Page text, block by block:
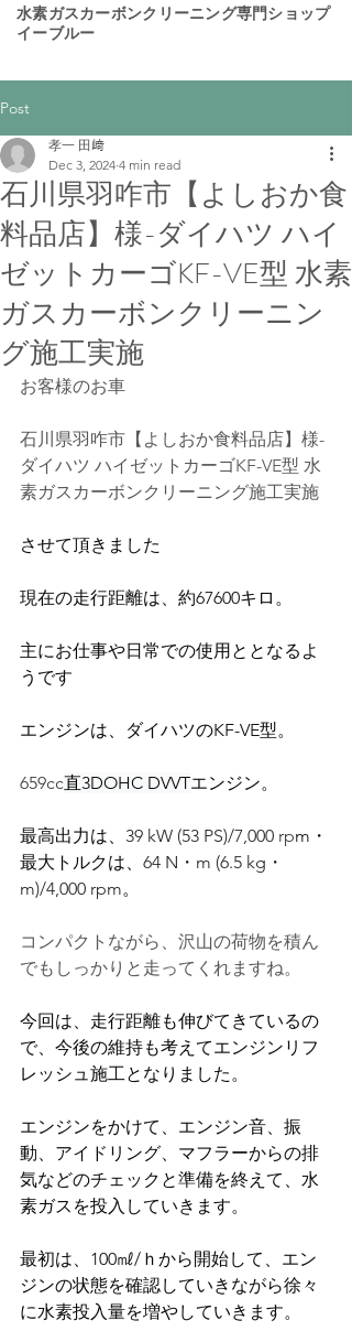
​水素ガスカーボンクリーニング専門ショップ
イーブルー
Post
石川県羽咋市【よしおか食
料品店】様-ダイハツ ハイ
ゼットカーゴKF-VE型 水素
ガスカーボンクリーニン
グ施工実施
孝一 田﨑
Dec 3, 2024 4 min read
お客様のお車
石川県羽咋市【よしおか食料品店】様-
ダイハツ ハイゼットカーゴKF-VE型 水
素ガスカーボンクリーニング施工実施
させて頂きました
現在の走行距離は、約67600キロ。
主にお仕事や日常での使用ととなるよ
うです
エンジンは、ダイハツのKF-VE型。
659cc直3DOHC DVVTエンジン。
最高出力は、 39 kW (53 PS)/7,000 rpm・
最大トルクは、 64 N・m (6.5 kg・
m)/4,000 rpm。
コンパクトながら、沢山の荷物を積ん
でもしっかりと走ってくれますね。
今回は、走行距離も伸びてきているの
で、今後の維持も考えてエンジンリフ
レッシュ施工となりました。
エンジンをかけて、エンジン音、振
動、アイドリング、マフラーからの排
気などのチェックと準備を終えて、水
素ガスを投入していきます。
最初は、100㎖/ｈから開始して、エン
ジンの状態を確認していきながら徐々
に水素投入量を増やしていきます。